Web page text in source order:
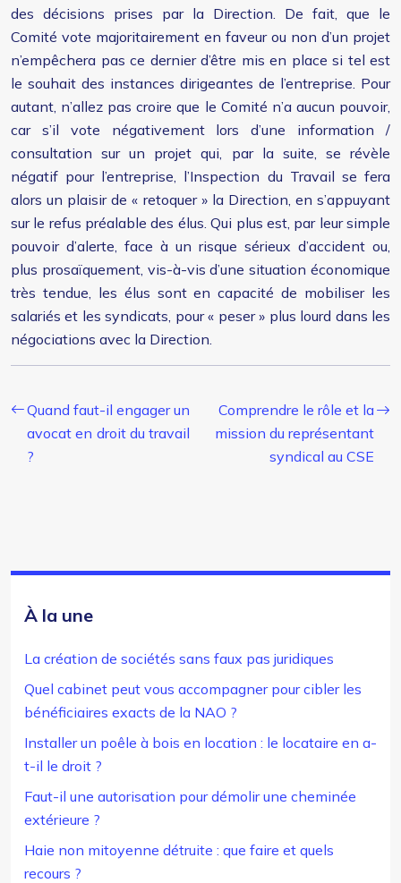
des décisions prises par la Direction. De fait, que le
Comité vote majoritairement en faveur ou non d’un projet
n’empêchera pas ce dernier d’être mis en place si tel est
le souhait des instances dirigeantes de l’entreprise. Pour
autant, n’allez pas croire que le Comité n’a aucun pouvoir,
car s’il vote négativement lors d’une information /
consultation sur un projet qui, par la suite, se révèle
négatif pour l’entreprise, l’Inspection du Travail se fera
alors un plaisir de « retoquer » la Direction, en s’appuyant
sur le refus préalable des élus. Qui plus est, par leur simple
pouvoir d’alerte, face à un risque sérieux d’accident ou,
plus prosaïquement, vis-à-vis d’une situation économique
très tendue, les élus sont en capacité de mobiliser les
salariés et les syndicats, pour « peser » plus lourd dans les
négociations avec la Direction.
Quand faut-il engager un
avocat en droit du travail
?
Comprendre le rôle et la
mission du représentant
syndical au CSE
À la une
La création de sociétés sans faux pas juridiques
Quel cabinet peut vous accompagner pour cibler les
bénéficiaires exacts de la NAO ?
Installer un poêle à bois en location : le locataire en a-
t-il le droit ?
Faut-il une autorisation pour démolir une cheminée
extérieure ?
Haie non mitoyenne détruite : que faire et quels
recours ?